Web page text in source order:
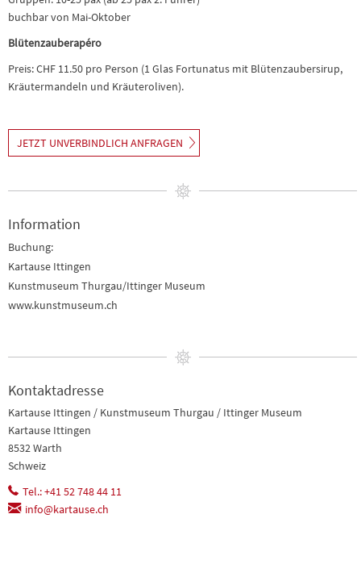
buchbar von Mai-Oktober
Blütenzauberapéro
Preis: CHF 11.50 pro Person (1 Glas Fortunatus mit Blütenzaubersirup,
Kräutermandeln und Kräuteroliven).
JETZT UNVERBINDLICH ANFRAGEN
Information
Buchung:
Kartause Ittingen
Kunstmuseum Thurgau/Ittinger Museum
www.kunstmuseum.ch
Kontaktadresse
Kartause Ittingen / Kunstmuseum Thurgau / Ittinger Museum
Kartause Ittingen
8532 Warth
Schweiz
Tel.: +41 52 748 44 11
info@kartause.ch